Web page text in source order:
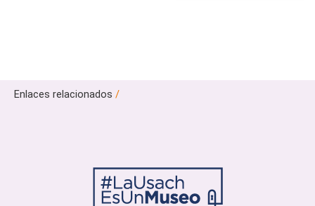
Enlaces relacionados /